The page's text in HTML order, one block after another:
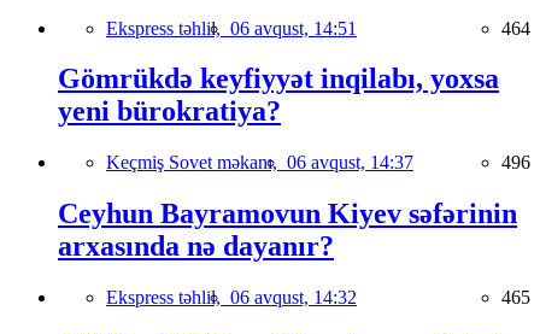
Ekspress təhlil, 06 avqust, 14:51 464
Gömrükdə keyfiyyət inqilabı, yoxsa
yeni bürokratiya?
Keçmiş Sovet məkanı, 06 avqust, 14:37 496
Ceyhun Bayramovun Kiyev səfərinin
arxasında nə dayanır?
Ekspress təhlil, 06 avqust, 14:32 465